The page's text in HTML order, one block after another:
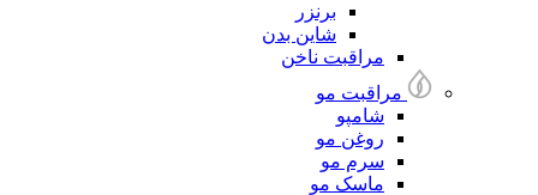
برنزر
شاین بدن
مراقبت ناخن
مراقبت مو
شامپو
روغن مو
سرم مو
ماسک مو